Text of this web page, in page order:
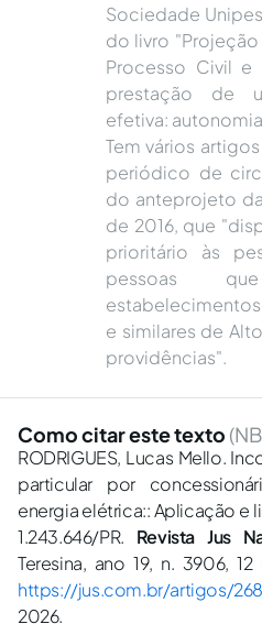
Sociedade
do livro
Processo Civil e
prestação de
efetiva:
Tem vários
periódico de
do anteprojeto
de 2016, que
prioritário às
pessoas
e similares de
providências".
Como citar este texto
RODRIGUES, Lucas Mello.
particular por
energia elétrica:: Aplicação e
1.243.646/PR. Revista Jus
Teresina, ano 19, n. 3906,
https://jus.com.br/artigos/
2026.